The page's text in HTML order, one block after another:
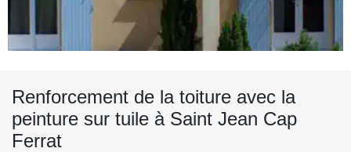
Renforcement de la toiture avec la
peinture sur tuile à Saint Jean Cap
Ferrat